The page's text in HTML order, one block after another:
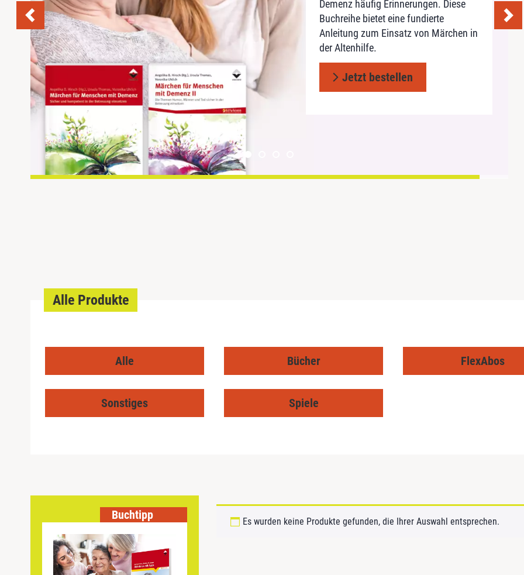
Jetzt bestellen
Demenz häufig Erinnerungen. Diese
Buchreihe bietet eine fundierte
Anleitung zum Einsatz von Märchen in
der Altenhilfe.
Jetzt bestellen
Standardausstattung. Anregende
Sprüche und Zitate eignen sich ideal
für die Kurzaktivierung zwischendurch!
Jetzt bestellen
Rätsel und Scherzfragen laden zum
Betrachten, Schmunzeln und
Mitmachen ein
Jetzt bestellen
Alle Produkte
Alle Bücher FlexAbos
Sonstiges Spiele
Buchtipp Es wurden keine Produkte gefunden, die Ihrer Auswahl entsprechen.